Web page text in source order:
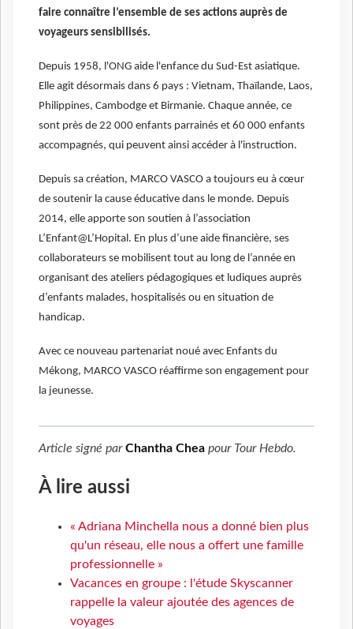
faire connaître l’ensemble de ses actions auprès de
voyageurs sensibilisés.
Depuis 1958, l'ONG aide l'enfance du Sud-Est asiatique.
Elle agit désormais dans 6 pays : Vietnam, Thaïlande, Laos,
Philippines, Cambodge et Birmanie. Chaque année, ce
sont près de 22 000 enfants parrainés et 60 000 enfants
accompagnés, qui peuvent ainsi accéder à l'instruction.
Depuis sa création, MARCO VASCO a toujours eu à cœur
de soutenir la cause éducative dans le monde. Depuis
2014, elle apporte son soutien à l’association
L’Enfant@L’Hopital. En plus d’une aide financière, ses
collaborateurs se mobilisent tout au long de l’année en
organisant des ateliers pédagogiques et ludiques auprès
d’enfants malades, hospitalisés ou en situation de
handicap.
Avec ce nouveau partenariat noué avec Enfants du
Mékong, MARCO VASCO réaffirme son engagement pour
la jeunesse.
Article signé parChantha Chea pour Tour Hebdo.
À lire aussi
« Adriana Minchella nous a donné bien plus
qu'un réseau, elle nous a offert une famille
professionnelle »
Vacances en groupe : l'étude Skyscanner
rappelle la valeur ajoutée des agences de
voyages